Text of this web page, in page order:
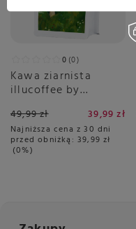
0 0
Kawa ziarnista
illucoffee by
po łące 250g
49,99 zł 39,99 zł
Najniższa cena z 30 dni
przed obniżką: 39,99 zł
0%